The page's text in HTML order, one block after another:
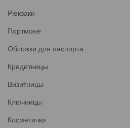
Рюкзаки
Портмоне
Обложки для паспорта
Кредитницы
Визитницы
Ключницы
Косметички